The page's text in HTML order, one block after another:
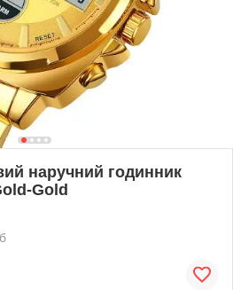
наручний годинник
Gold